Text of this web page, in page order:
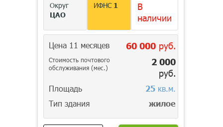
Округ
ЦАО
ИФНС 1
В
наличии
Цена 11 месяцев 60 000руб.
Стоимость почтового
обслуживания (мес.)
2 000
руб.
Площадь 25кв.м.
Тип здания
жилое